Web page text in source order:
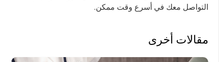
التواصل معك في أسرع وقت ممكن.
مقالات أخرى